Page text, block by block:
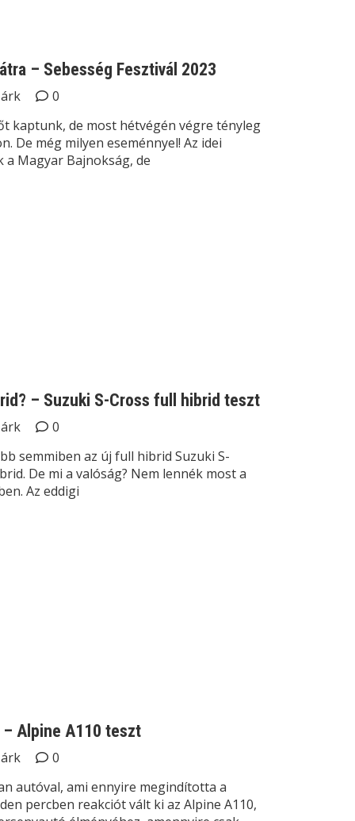
– Sebesség Fesztivál 2023
0
kaptunk, de most hétvégén végre tényleg
De még milyen eseménnyel! Az idei
a Magyar Bajnokság, de
– Suzuki S-Cross full hibrid teszt
0
semmiben az új full hibrid Suzuki S-
De mi a valóság? Nem lennék most a
Az eddigi
Alpine A110 teszt
0
autóval, ami ennyire megindította a
percben reakciót vált ki az Alpine A110,